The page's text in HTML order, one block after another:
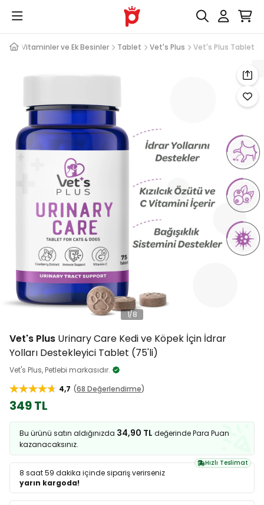
Vitaminler ve Ek Besinler Tablet Vet's Plus Vet's Plus Tablet
1/8
Vet's Plus Urinary Care Kedi ve Köpek İçin İdrar
Yolları Destekleyici Tablet (75'li)
Vet's Plus, Petlebi markasıdır.
4,7
68 Değerlendirme
349 TL
Bu ürünü satın aldığınızda 34,90 TL değerinde Para Puan
kazanacaksınız.
Hızlı Teslimat
8 saat 59 dakika içinde sipariş verirseniz
yarın kargoda!